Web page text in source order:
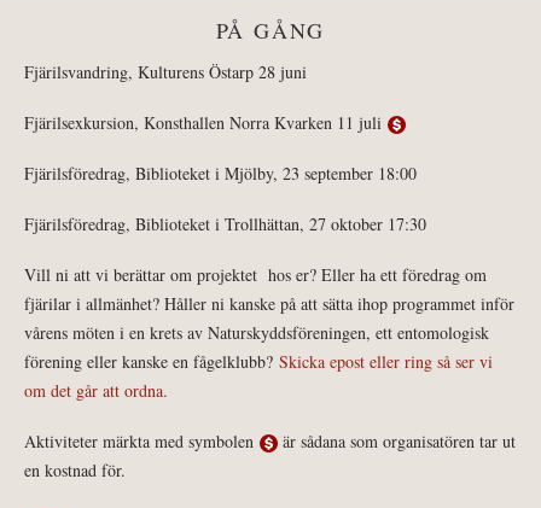
PÅ GÅNG
Fjärilsvandring, Kulturens Östarp 28 juni
Fjärilsexkursion, Konsthallen Norra Kvarken 11 juli
Fjärilsföredrag, Biblioteket i Mjölby, 23 september 18:00
Fjärilsföredrag, Biblioteket i Trollhättan, 27 oktober 17:30
Vill ni att vi berättar om projektet hos er? Eller ha ett föredrag om
fjärilar i allmänhet? Håller ni kanske på att sätta ihop programmet inför
vårens möten i en krets av Naturskyddsföreningen, ett entomologisk
förening eller kanske en fågelklubb? Skicka epost eller ring så ser vi
om det går att ordna.
Aktiviteter märkta med symbolen
är sådana som organisatören tar ut
en kostnad för.